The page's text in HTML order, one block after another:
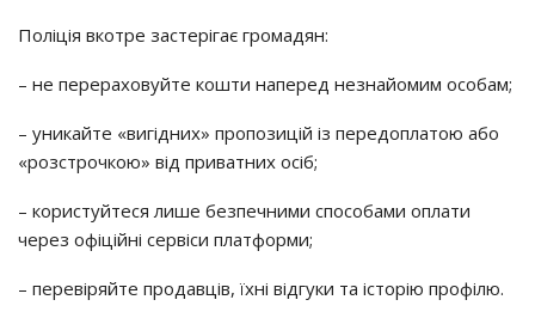
Поліція вкотре застерігає громадян:
– не перераховуйте кошти наперед незнайомим особам;
– уникайте «вигідних» пропозицій із передоплатою або
«розстрочкою» від приватних осіб;
– користуйтеся лише безпечними способами оплати
через офіційні сервіси платформи;
– перевіряйте продавців, їхні відгуки та історію профілю.